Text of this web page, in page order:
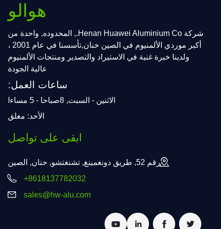
هوالو
شركة Henan Huawei Aluminium Co., المحدوده, واحدة من
أكبر موردي الألمنيوم في الصين خنان,تأسسنا في عام 2001 ،
ولدينا خبرة غنية في الاستيراد والتصدير ومنتجات الألمنيوم
عالية الجودة
ساعات العمل:
الاثنين - السبت, 8صباحا - 5 مساءا
الأحد: مغلق
ابقى على تواصل
رقم 52, طريق دونغمينغ, تشنغتشو, حنان, الصين
+8618137782032
sales@hw-alu.com